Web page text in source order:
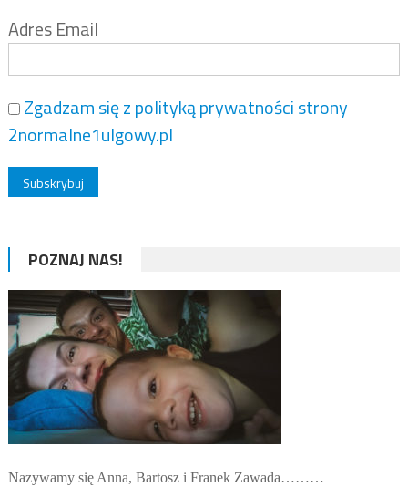
Adres Email
Zgadzam się z polityką prywatności strony
2normalne1ulgowy.pl
POZNAJ NAS!
Nazywamy się Anna, Bartosz i Franek Zawada………